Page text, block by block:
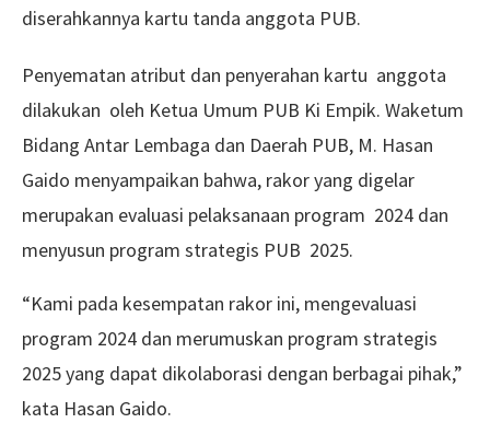
diserahkannya kartu tanda anggota PUB.
Penyematan atribut dan penyerahan kartu anggota
dilakukan oleh Ketua Umum PUB Ki Empik. Waketum
Bidang Antar Lembaga dan Daerah PUB, M. Hasan
Gaido menyampaikan bahwa, rakor yang digelar
merupakan evaluasi pelaksanaan program 2024 dan
menyusun program strategis PUB 2025.
“Kami pada kesempatan rakor ini, mengevaluasi
program 2024 dan merumuskan program strategis
2025 yang dapat dikolaborasi dengan berbagai pihak,”
kata Hasan Gaido.